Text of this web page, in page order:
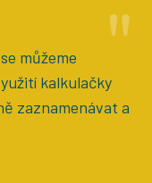
můžeme
kalkulačky
zaznamenávat a
"